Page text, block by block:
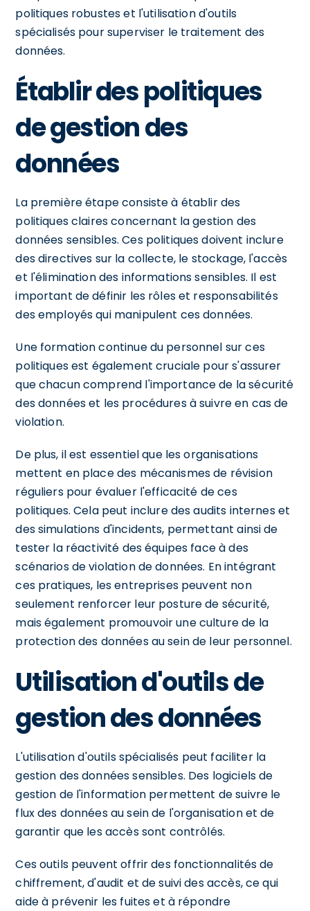
politiques robustes et l'utilisation d'outils
spécialisés pour superviser le traitement des
données.
Établir des politiques
de gestion des
données
La première étape consiste à établir des
politiques claires concernant la gestion des
données sensibles. Ces politiques doivent inclure
des directives sur la collecte, le stockage, l'accès
et l'élimination des informations sensibles. Il est
important de définir les rôles et responsabilités
des employés qui manipulent ces données.
Une formation continue du personnel sur ces
politiques est également cruciale pour s'assurer
que chacun comprend l'importance de la sécurité
des données et les procédures à suivre en cas de
violation.
De plus, il est essentiel que les organisations
mettent en place des mécanismes de révision
réguliers pour évaluer l'efficacité de ces
politiques. Cela peut inclure des audits internes et
des simulations d'incidents, permettant ainsi de
tester la réactivité des équipes face à des
scénarios de violation de données. En intégrant
ces pratiques, les entreprises peuvent non
seulement renforcer leur posture de sécurité,
mais également promouvoir une culture de la
protection des données au sein de leur personnel.
Utilisation d'outils de
gestion des données
L'utilisation d'outils spécialisés peut faciliter la
gestion des données sensibles. Des logiciels de
gestion de l'information permettent de suivre le
flux des données au sein de l'organisation et de
garantir que les accès sont contrôlés.
Ces outils peuvent offrir des fonctionnalités de
chiffrement, d'audit et de suivi des accès, ce qui
aide à prévenir les fuites et à répondre